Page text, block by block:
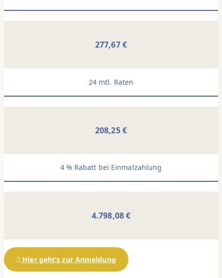
277,67 €
24 mtl. Raten
208,25 €
4 % Rabatt bei Einmalzahlung
4.798,08 €
Hier geht’s zur Anmeldung